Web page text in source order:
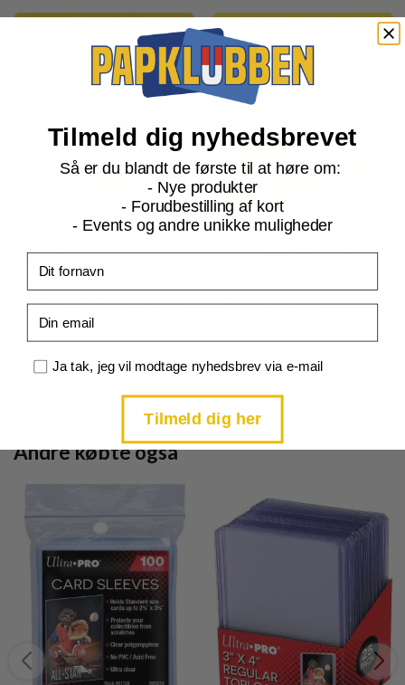
Medicham - 110/236 - Reverse
price
Meditite - 109/236
price
Andre købte også
Tilmeld dig nyhedsbrevet
Så er du blandt de første til at høre om:
- Nye produkter
- Forudbestilling af kort
- Events og andre unikke muligheder
Samtykke
Ja tak, jeg vil modtage nyhedsbrev via e-mail
Tilmeld dig her